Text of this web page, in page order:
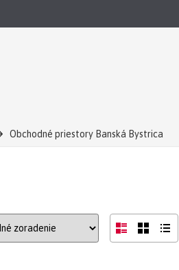
Obchodné priestory Banská Bystrica